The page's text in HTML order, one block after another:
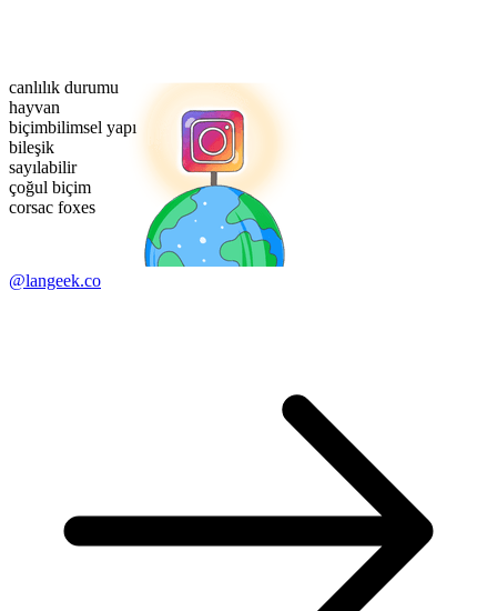
canlılık durumu
hayvan
biçimbilimsel yapı
bileşik
sayılabilir
çoğul biçim
corsac foxes
@langeek.co